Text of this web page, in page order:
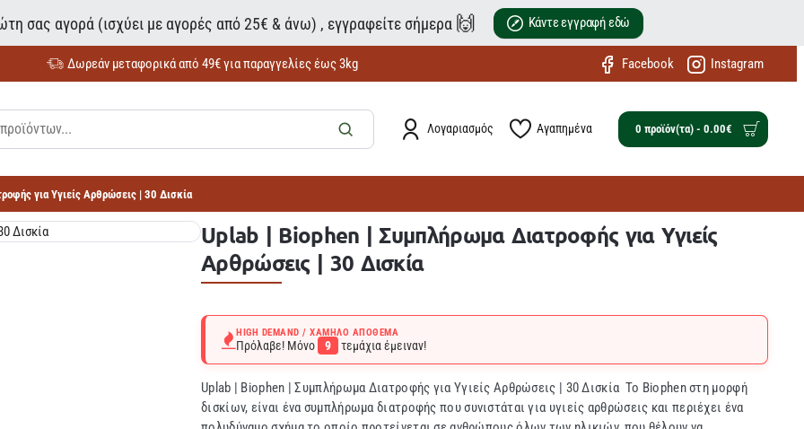
σας αγορά (ισχύει με αγορές από 25€ & άνω) , εγγραφείτε σήμερα 🙌 Κάντε εγγραφή εδώ
Δωρεάν μεταφορικά από 49€ για παραγγελίες έως 3kg Facebook Instagram
Λογαριασμός Αγαπημένα 0 προϊόν(τα) - 0.00€
για Υγιείς Αρθρώσεις | 30 Δισκία
Uplab | Biophen | Συμπλήρωμα Διατροφής για Υγιείς
Αρθρώσεις | 30 Δισκία
HIGH DEMAND / ΧΑΜΗΛΌ ΑΠΌΘΕΜΑ
Πρόλαβε! Μόνο 9 τεμάχια έμειναν!
Uplab | Biophen | Συμπλήρωμα Διατροφής για Υγιείς Αρθρώσεις | 30 Δισκία Το Biophen στη μορφή
δισκίων, είναι ένα συμπλήρωμα διατροφής που συνιστάται για υγιείς αρθρώσεις και περιέχει ένα